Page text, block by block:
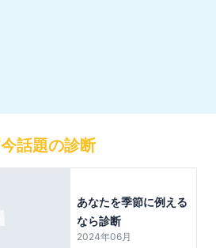
今話題の診断
あなたを季節に例える
なら診断
2024年06月